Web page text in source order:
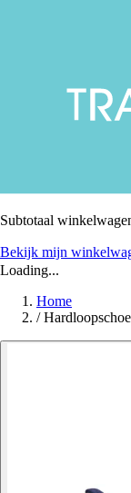
Subtotaal
Bekijk mijn
Loading...
Home
/